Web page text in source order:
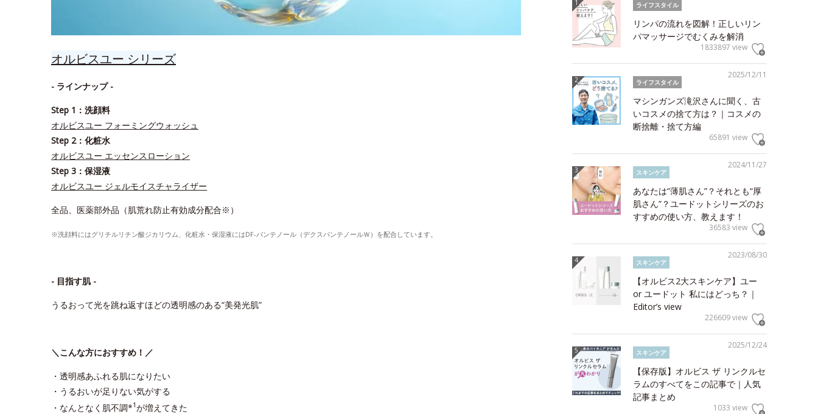
オルビスユー シリーズ
- ラインナップ -
Step 1：洗顔料
オルビスユー フォーミングウォッシュ
Step 2：化粧水
オルビスユー エッセンスローション
Step 3：保湿液
オルビスユー ジェルモイスチャライザー
全品、医薬部外品（肌荒れ防止有効成分配合※）
※洗顔料にはグリチルリチン酸ジカリウム、化粧水・保湿液にはDF-パンテノール（デクスパンテノールＷ）を配合しています。
- 目指す肌 -
うるおって光を跳ね返すほどの透明感のある“美発光肌”
＼こんな方におすすめ！／
・透明感あふれる肌になりたい
・うるおいが足りない気がする
・なんとなく肌不調*1が増えてきた
ライフスタイル
リンパの流れを図解！正しいリン
パマッサージでむくみを解消
1833897 view
2025/12/11
ライフスタイル
マシンガンズ滝沢さんに聞く、古
いコスメの捨て方は？｜コスメの
断捨離・捨て方編
65891 view
2024/11/27
スキンケア
あなたは“薄肌さん”？それとも“厚
肌さん”？ユードットシリーズのお
すすめの使い方、教えます！
36583 view
2023/08/30
スキンケア
【オルビス2大スキンケア】ユー
or ユードット 私にはどっち？｜
Editor’s view
226609 view
2025/12/24
スキンケア
【保存版】オルビス ザ リンクルセ
ラムのすべてをこの記事で｜人気
記事まとめ
1033 view